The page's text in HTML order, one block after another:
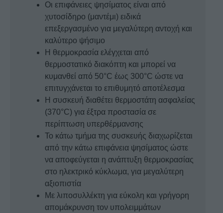
Οι επιφάνειες ψησίματος είναι από
χυτοσίδηρο (μαντέμι) ειδικά
επεξεργασμένο για μεγαλύτερη αντοχή και
καλύτερο ψήσιμο
Η θερμοκρασία ελέγχεται από
θερμοστατικό διακόπτη και μπορεί να
κυμανθεί από 50°C έως 300°C ώστε να
επιτυγχάνεται το επιθυμητό αποτέλεσμα
Η συσκευή διαθέτει θερμοστάτη ασφαλείας
(370°C) για έξτρα προστασία σε
περίπτωση υπερθέρμανσης
Το κάτω τμήμα της συσκευής διαχωρίζεται
από την κάτω επιφάνεια ψησίματος ώστε
να αποφεύγεται η ανάπτυξη θερμοκρασίας
στο ηλεκτρικό κύκλωμα, για μεγαλύτερη
αξιοπιστία
Με λιποσυλλέκτη για εύκολη και γρήγορη
απομάκρυνση τον υπολειμμάτων